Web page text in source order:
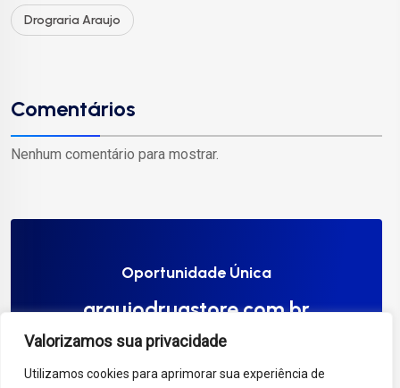
Valorizamos sua privacidade
Utilizamos cookies para aprimorar sua experiência de
Drograria Araujo
Comentários
Nenhum comentário para mostrar.
Oportunidade Única
araujodrugstore.com.br
Compre Agora